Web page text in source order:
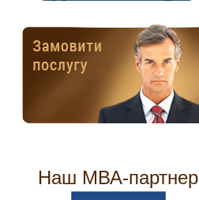
Наш МВА-партнер